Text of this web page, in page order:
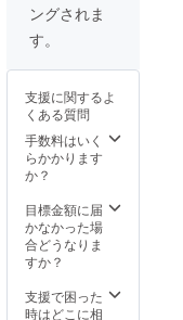
ングされま
す。
支援に関するよ
くある質問
手数料はいく
らかかります
か？
目標金額に届
かなかった場
合どうなりま
すか？
支援で困った
時はどこに相